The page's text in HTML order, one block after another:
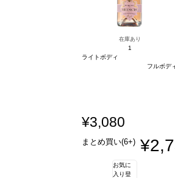
在庫あり
1
ライトボディ
フルボデ
¥3,080
まとめ買い(6+)
お気に
入り登